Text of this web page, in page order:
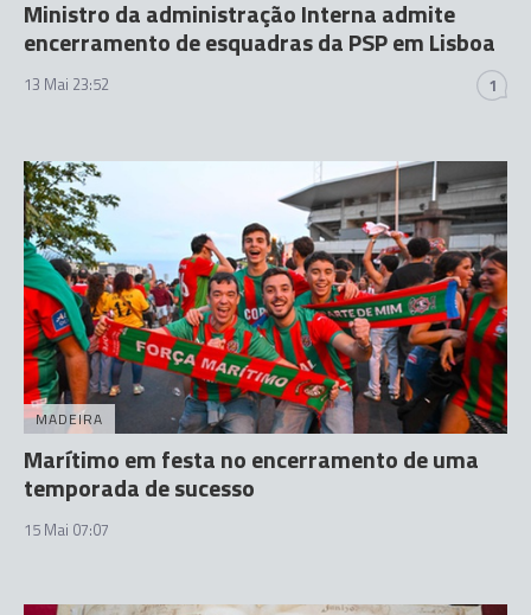
Ministro da administração Interna admite
encerramento de esquadras da PSP em Lisboa
13 Mai 23:52 1
MADEIRA
Marítimo em festa no encerramento de uma
temporada de sucesso
15 Mai 07:07